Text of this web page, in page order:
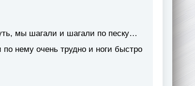
мы шагали и шагали по песку…
по нему очень трудно и ноги быстро